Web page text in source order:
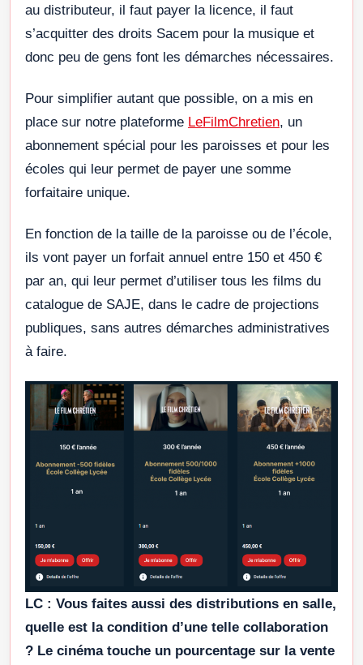
au distributeur, il faut payer la licence, il faut
s’acquitter des droits Sacem pour la musique et
donc peu de gens font les démarches nécessaires.
Pour simplifier autant que possible, on a mis en
place sur notre plateforme LeFilmChretien, un
abonnement spécial pour les paroisses et pour les
écoles qui leur permet de payer une somme
forfaitaire unique.
En fonction de la taille de la paroisse ou de l’école,
ils vont payer un forfait annuel entre 150 et 450 €
par an, qui leur permet d’utiliser tous les films du
catalogue de SAJE, dans le cadre de projections
publiques, sans autres démarches administratives
à faire.
LC : Vous faites aussi des distributions en salle,
quelle est la condition d’une telle collaboration
? Le cinéma touche un pourcentage sur la vente